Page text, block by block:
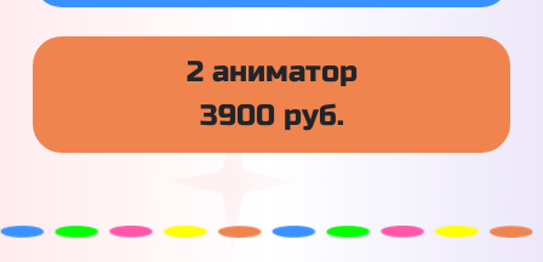
2 аниматор
3900 руб.